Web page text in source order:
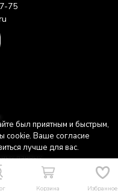
Корзина Избранное
75
данных
торговая компания"
был приятным и быстрым,
cookie. Ваше согласие
лучше для вас.